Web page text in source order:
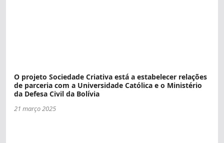
O projeto Sociedade Criativa está a estabelecer relações
de parceria com a Universidade Católica e o Ministério
da Defesa Civil da Bolívia
21 março 2025